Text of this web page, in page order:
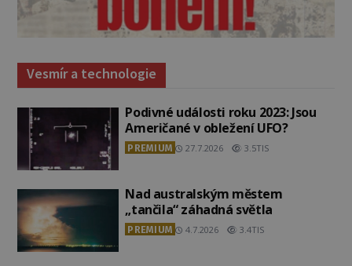
Vesmír a technologie
Podivné události roku 2023: Jsou
Američané v obležení UFO?
PREMIUM 27.7.2026 3.5TIS
Nad australským městem
„tančila“ záhadná světla
PREMIUM 4.7.2026 3.4TIS